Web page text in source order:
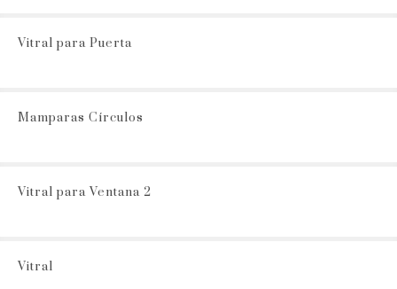
Vitral para Puerta
Mamparas Círculos
Vitral para Ventana 2
Vitral